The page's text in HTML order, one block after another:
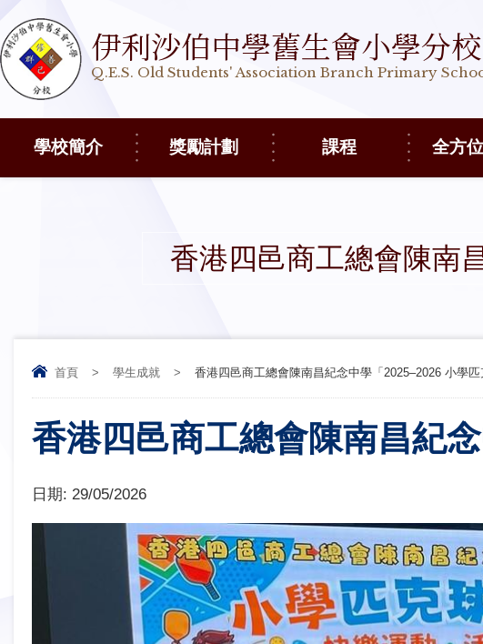
伊利沙伯中學舊生會小學分校
Q.E.S. Old Students' Association Branch Primary
學校簡介 獎勵計劃 課程 全方
香港四邑 商工總會 陳南
首頁 > 學生成就 > 香港四邑 商工總會 陳南昌紀念中學 「2025–2026 小學匹
香港四邑 商工總會 陳南昌紀
日期: 29/05/2026